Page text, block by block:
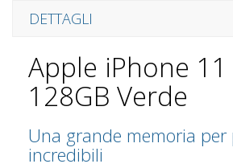
DETTAGLI
Apple iPhone 11
128GB Verde
Una grande memoria per
incredibili